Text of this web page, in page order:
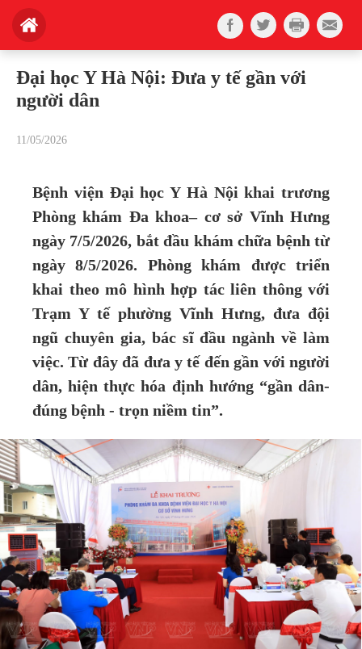
Đại học Y Hà Nội: Đưa y tế gần với
người dân
11/05/2026
Bệnh viện Đại học Y Hà Nội khai trương
Phòng khám Đa khoa– cơ sở Vĩnh Hưng
ngày 7/5/2026, bắt đầu khám chữa bệnh từ
ngày 8/5/2026. Phòng khám được triển
khai theo mô hình hợp tác liên thông với
Trạm Y tế phường Vĩnh Hưng, đưa đội
ngũ chuyên gia, bác sĩ đầu ngành về làm
việc. Từ đây đã đưa y tế đến gần với người
dân, hiện thực hóa định hướng “gần dân-
đúng bệnh - trọn niềm tin”.